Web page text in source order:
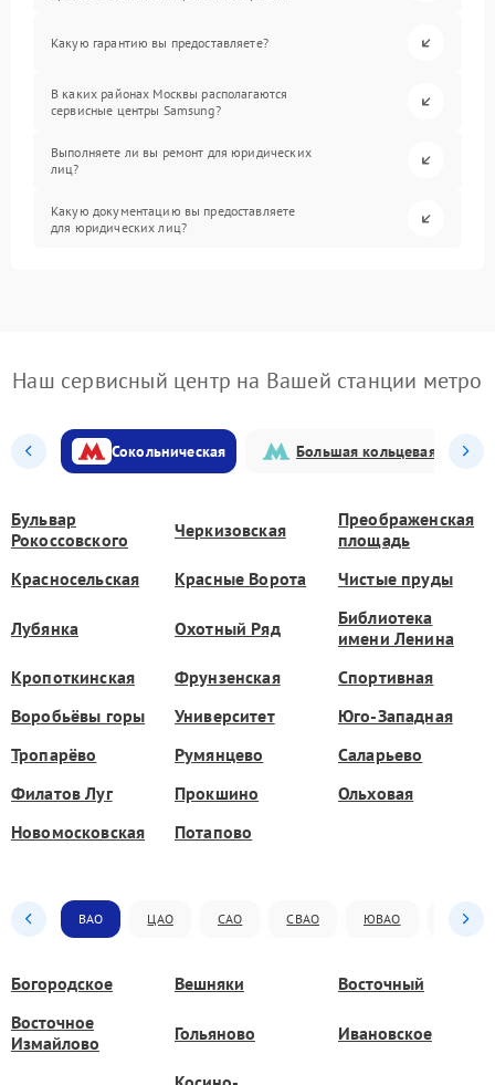
Какую гарантию вы предоставляете?
В каких районах Москвы располагаются
сервисные центры Samsung?
Выполняете ли вы ремонт для юридических
лиц?
Какую документацию вы предоставляете
для юридических лиц?
Наш сервисный центр на Вашей станции метро
Сокольническая Большая кольцевая
Бульвар
Рокоссовского
Черкизовская
Преображенская
площадь
Красносельская
Красные Ворота Чистые пруды
Лубянка Охотный Ряд
Библиотека
имени Ленина
Кропоткинская
Фрунзенская
Спортивная
Воробьёвы горы
Университет
Юго-Западная
Тропарёво
Румянцево
Саларьево
Филатов Луг
Прокшино
Ольховая
Новомосковская
Потапово
ВАО ЦАО САО СВАО ЮВАО ЮАО
Богородское Вешняки
Восточный
Восточное
Измайлово
Гольяново Ивановское